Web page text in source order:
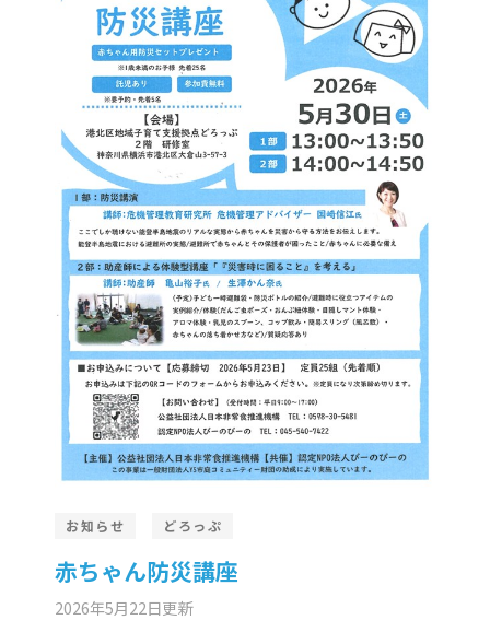
お知らせ どろっぷ
赤ちゃん防災講座
2026年5月22日更新